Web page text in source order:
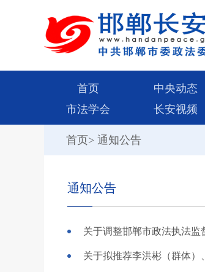
首页 中央动态
市法学会
长安视频
首页> 通知公告
通知公告
关于调整邯郸市政法执法